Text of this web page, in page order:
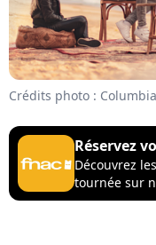
Crédits photo : Columbia
Réservez
Découvrez
tournée sur